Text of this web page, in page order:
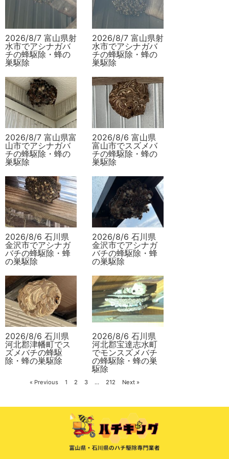
2026/8/7 富山県射
水市でアシナガバ
チの蜂駆除・蜂の
巣駆除
2026/8/7 富山県射
水市でアシナガバ
チの蜂駆除・蜂の
巣駆除
2026/8/7 富山県富
山市でアシナガバ
チの蜂駆除・蜂の
巣駆除
2026/8/6 富山県
富山市でスズメバ
チの蜂駆除・蜂の
巣駆除
2026/8/6 石川県
金沢市でアシナガ
バチの蜂駆除・蜂
の巣駆除
2026/8/6 石川県
金沢市でアシナガ
バチの蜂駆除・蜂
の巣駆除
2026/8/6 石川県
河北郡津幡町でス
ズメバチの蜂駆
除・蜂の巣駆除
2026/8/6 石川県
河北郡宝達志水町
でモンスズメバチ
の蜂駆除・蜂の巣
駆除
« Previous 1 2 3 … 212 Next »